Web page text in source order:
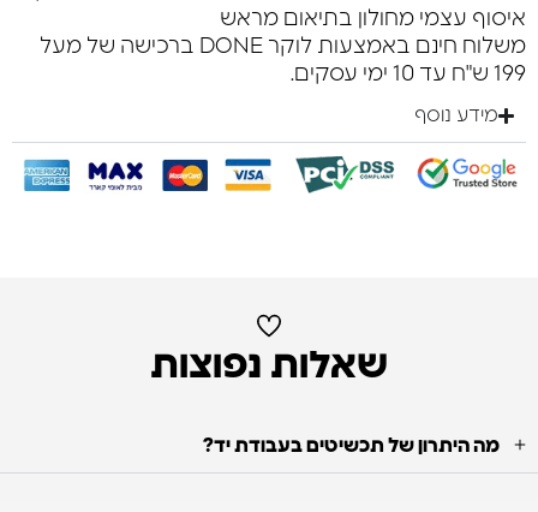
איסוף עצמי מחולון בתיאום מראש
משלוח חינם באמצעות לוקר DONE ברכישה של מעל
199 ש"ח עד 10 ימי עסקים.
מידע נוסף
שאלות נפוצות
מה היתרון של תכשיטים בעבודת יד?